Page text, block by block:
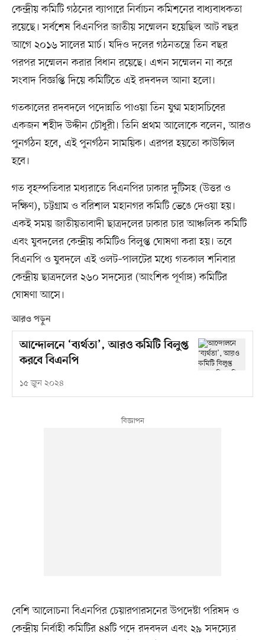
কেন্দ্রীয় কমিটি গঠনের ব্যাপারে নির্বাচন কমিশনের বাধ্যবাধকতা
রয়েছে। সর্বশেষ বিএনপির জাতীয় সম্মেলন হয়েছিল আট বছর
আগে ২০১৬ সালের মার্চ। যদিও দলের গঠনতন্ত্রে তিন বছর
পরপর সম্মেলন করার বিধান রয়েছে। এখন সম্মেলন না করে
সংবাদ বিজ্ঞপ্তি দিয়ে কমিটিতে এই রদবদল আনা হলো।
গতকালের রদবদলে পদোন্নতি পাওয়া তিন যুগ্ম মহাসচিবের
একজন শহীদ উদ্দীন চৌধুরী। তিনি প্রথম আলোকে বলেন, আরও
পুনর্গঠন হবে, এই পুনর্গঠন সাময়িক। এরপর হয়তো কাউন্সিল
হবে।
গত বৃহস্পতিবার মধ্যরাতে বিএনপির ঢাকার দুটিসহ (উত্তর ও
দক্ষিণ), চট্টগ্রাম ও বরিশাল মহানগর কমিটি ভেঙে দেওয়া হয়।
একই সময় জাতীয়তাবাদী ছাত্রদলের ঢাকার চার আঞ্চলিক কমিটি
এবং যুবদলের কেন্দ্রীয় কমিটিও বিলুপ্ত ঘোষণা করা হয়। তবে
বিএনপি ও যুবদলে এই ওলট–পালটের মধ্যে গতকাল শনিবার
কেন্দ্রীয় ছাত্রদলের ২৬০ সদস্যের (আংশিক পূর্ণাঙ্গ) কমিটির
ঘোষণা আসে।
আরও পড়ুন
আন্দোলনে ‘ব্যর্থতা’, আরও কমিটি বিলুপ্ত
করবে বিএনপি
১৫ জুন ২০২৪
বেশি আলোচনা বিএনপির চেয়ারপারসনের উপদেষ্টা পরিষদ ও
কেন্দ্রীয় নির্বাহী কমিটির ৪৪টি পদে রদবদল এবং ২৯ সদস্যের